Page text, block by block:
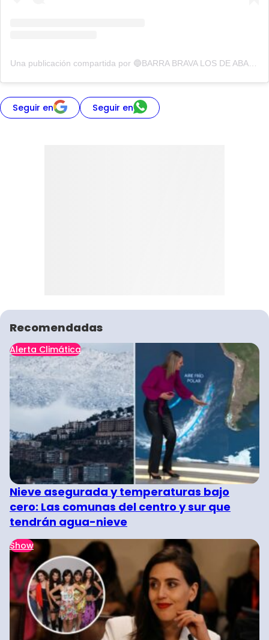
Una publicación compartida por 🔵BARRA BRAVA LOS DE ABAJO🔴 (@losdeabajooficial)
Seguir en Seguir en
Recomendadas
Alerta Climática
Nieve asegurada y temperaturas bajo
cero: Las comunas del centro y sur que
tendrán agua-nieve
Show